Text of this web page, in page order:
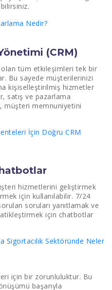
Nedir?
(CRM)
tüm etkileşimleri tek bir
Bu sayede müşterilerinizi
kişiselleştirilmiş hizmetler
satış ve pazarlama
müşteri memnuniyetini
İçin Doğru CRM
hizmetlerini geliştirmek
için kullanılabilir. 7/24
soruları yanıtlamak ve
için chatbotlar
Sigortacılık Sektöründe Neler
için bir zorunluluktur. Bu
başarıyla